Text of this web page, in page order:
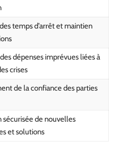
temps d’arrêt et maintien
dépenses imprévues liées à
crises
de la confiance des parties
sécurisée de nouvelles
et solutions